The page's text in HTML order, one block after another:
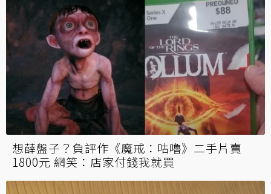
想薛盤子？負評作《魔戒：咕嚕》二手片賣
1800元 網笑：店家付錢我就買